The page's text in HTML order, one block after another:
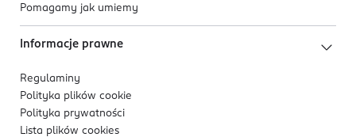
Pomagamy jak umiemy
Informacje prawne
Regulaminy
Polityka plików cookie
Polityka prywatności
Lista plików cookies